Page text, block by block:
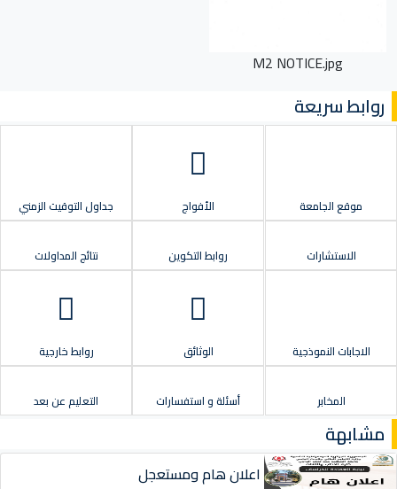
M2 NOTICE.jpg
روابط سريعة
موقع الجامعة الأفواج جداول التوقيت الزمني
الاستشارات روابط التكوين نتائج المداولات
الاجابات النموذجية الوثائق روابط خارجية
المخابر أسئلة و استفسارات التعليم عن بعد
مشابهة
اعلان هام ومستعجل